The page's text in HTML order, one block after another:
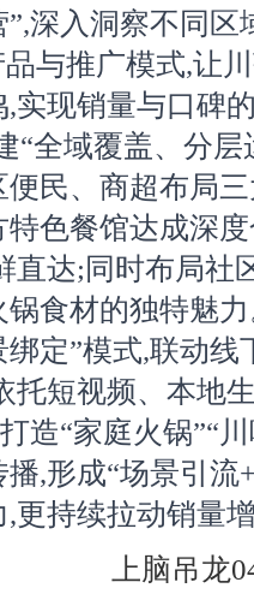
深入洞察不同
与推广模式,让
实现销量与口碑
“全域覆盖、分
民、商超布局
色餐馆达成深
直达;同时布局社
食材的独特魅
绑定”模式,联动
托短视频、本地
造“家庭火锅”“
,形成“场景引流
更持续拉动销量